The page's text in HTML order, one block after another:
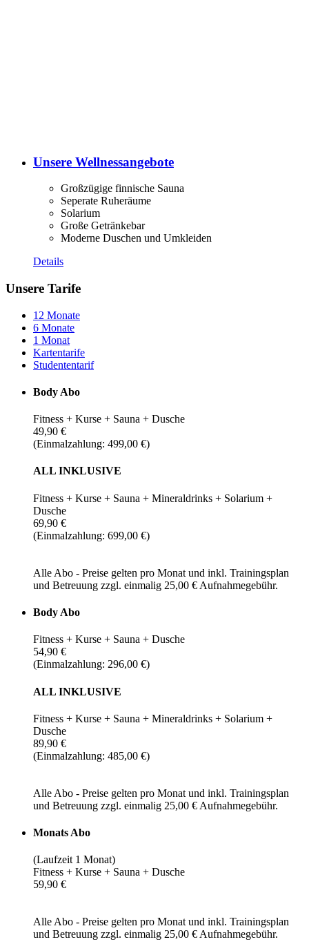
Unsere Wellnessangebote
Großzügige finnische Sauna
Seperate Ruheräume
Solarium
Große Getränkebar
Moderne Duschen und Umkleiden
Details
Unsere Tarife
12 Monate
6 Monate
1 Monat
Kartentarife
Studententarif
Body Abo
Fitness + Kurse + Sauna + Dusche
49,90 €
(Einmalzahlung: 499,00 €)
ALL INKLUSIVE
Fitness + Kurse + Sauna + Mineraldrinks + Solarium +
Dusche
69,90 €
(Einmalzahlung: 699,00 €)
Alle Abo - Preise gelten pro Monat und inkl. Trainingsplan
und Betreuung zzgl. einmalig 25,00 € Aufnahmegebühr.
Body Abo
Fitness + Kurse + Sauna + Dusche
54,90 €
(Einmalzahlung: 296,00 €)
ALL INKLUSIVE
Fitness + Kurse + Sauna + Mineraldrinks + Solarium +
Dusche
89,90 €
(Einmalzahlung: 485,00 €)
Alle Abo - Preise gelten pro Monat und inkl. Trainingsplan
und Betreuung zzgl. einmalig 25,00 € Aufnahmegebühr.
Monats Abo
(Laufzeit 1 Monat)
Fitness + Kurse + Sauna + Dusche
59,90 €
Alle Abo - Preise gelten pro Monat und inkl. Trainingsplan
und Betreuung zzgl. einmalig 25,00 € Aufnahmegebühr.